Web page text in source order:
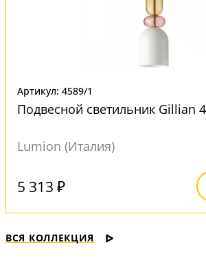
Артикул: 4589/1
Подвесной светильник Gillian
Lumion (Италия)
5 313 ₽
ВСЯ КОЛЛЕКЦИЯ